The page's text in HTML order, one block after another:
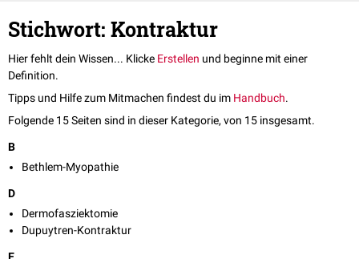
Stichwort: Kontraktur
Hier fehlt dein Wissen... Klicke Erstellen und beginne mit einer
Definition.
Tipps und Hilfe zum Mitmachen findest du im Handbuch.
Folgende 15 Seiten sind in dieser Kategorie, von 15 insgesamt.
B
Bethlem-Myopathie
D
Dermofasziektomie
Dupuytren-Kontraktur